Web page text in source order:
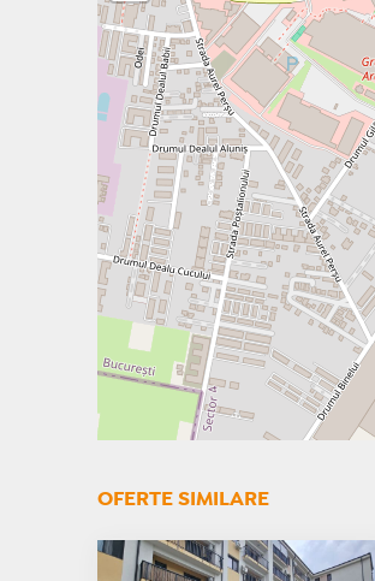
OFERTE SIMILARE